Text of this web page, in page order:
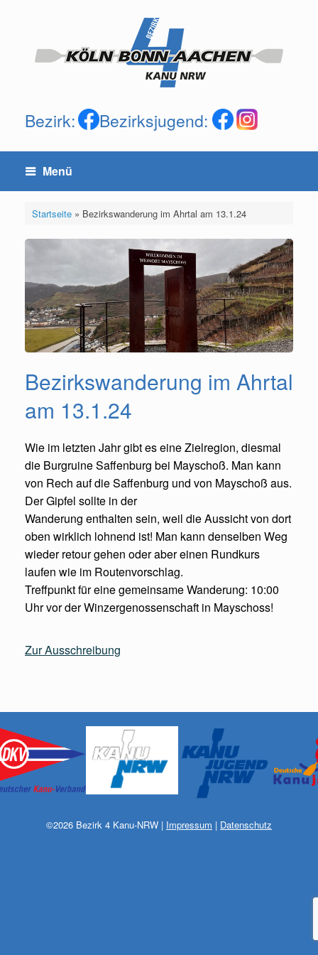
Bezirk: Bezirksjugend:
Menü
Startseite» Bezirkswanderung im Ahrtal am 13.1.24
Bezirkswanderung im Ahrtal
am 13.1.24
Wie im letzten Jahr gibt es eine Zielregion, diesmal
die Burgruine Saffenburg bei Mayschoß. Man kann
von Rech auf die Saffenburg und von Mayschoß aus.
Der Gipfel sollte in der
Wanderung enthalten sein, weil die Aussicht von dort
oben wirklich lohnend ist! Man kann denselben Weg
wieder retour gehen oder aber einen Rundkurs
laufen wie im Routenvorschlag.
Treffpunkt für eine gemeinsame Wanderung: 10:00
Uhr vor der Winzergenossenschaft in Mayschoss!
Zur Ausschreibung
©2026 Bezirk 4 Kanu-NRW | Impressum | Datenschutz